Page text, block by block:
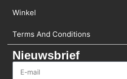
Winkel
Terms And Conditions
Nieuwsbrief